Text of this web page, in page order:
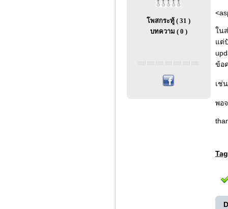
โพสกระทู้ ( 31 )
บทความ ( 0 )
ใน
แต่
ข้อ
เช่
พอ
Tag